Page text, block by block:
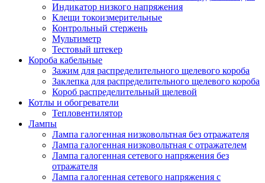
Индикатор низкого напряжения
Клещи токоизмерительные
Контрольный стержень
Мультиметр
Тестовый штекер
Короба кабельные
Зажим для распределительного щелевого короба
Заклепка для распределительного щелевого короба
Короб распределительный щелевой
Котлы и обогреватели
Тепловентилятор
Лампы
Лампа галогенная низковольтная без отражателя
Лампа галогенная низковольтная с отражателем
Лампа галогенная сетевого напряжения без
отражателя
Лампа галогенная сетевого напряжения с